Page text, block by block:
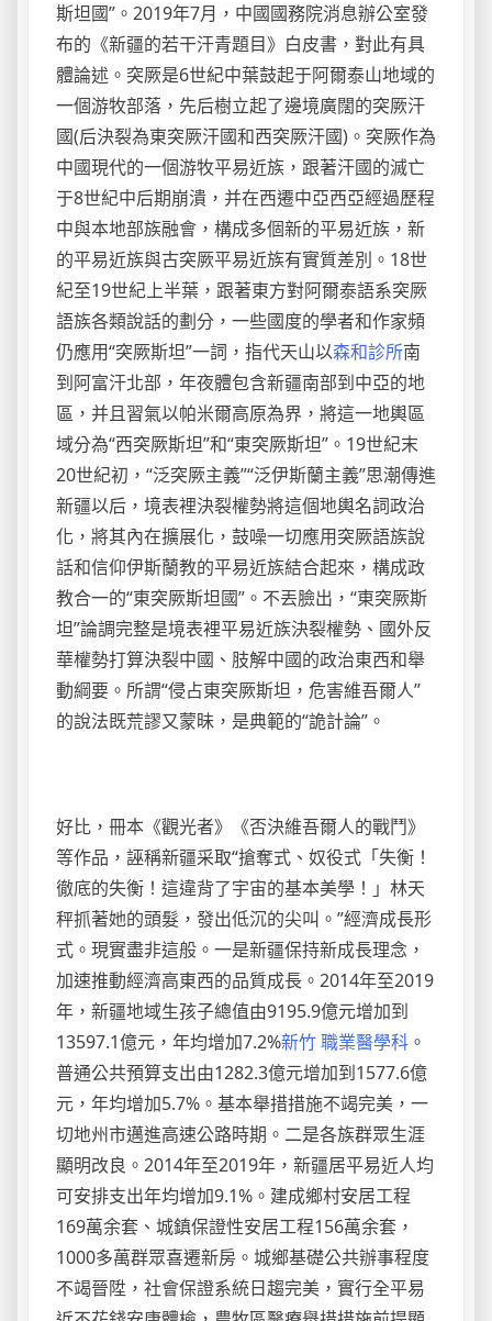
斯坦國”。2019年7月，中國國務院消息辦公室發
布的《新疆的若干汗青題目》白皮書，對此有具
體論述。突厥是6世紀中葉鼓起于阿爾泰山地域的
一個游牧部落，先后樹立起了邊境廣闊的突厥汗
國(后決裂為東突厥汗國和西突厥汗國)。突厥作為
中國現代的一個游牧平易近族，跟著汗國的滅亡
于8世紀中后期崩潰，并在西遷中亞西亞經過歷程
中與本地部族融會，構成多個新的平易近族，新
的平易近族與古突厥平易近族有實質差別。18世
紀至19世紀上半葉，跟著東方對阿爾泰語系突厥
語族各類說話的劃分，一些國度的學者和作家頻
仍應用“突厥斯坦”一詞，指代天山以森和診所南
到阿富汗北部，年夜體包含新疆南部到中亞的地
區，并且習氣以帕米爾高原為界，將這一地輿區
域分為“西突厥斯坦”和“東突厥斯坦”。19世紀末
20世紀初，“泛突厥主義”“泛伊斯蘭主義”思潮傳進
新疆以后，境表裡決裂權勢將這個地輿名詞政治
化，將其內在擴展化，鼓噪一切應用突厥語族說
話和信仰伊斯蘭教的平易近族結合起來，構成政
教合一的“東突厥斯坦國”。不丟臉出，“東突厥斯
坦”論調完整是境表裡平易近族決裂權勢、國外反
華權勢打算決裂中國、肢解中國的政治東西和舉
動綱要。所謂“侵占東突厥斯坦，危害維吾爾人”
的說法既荒謬又蒙昧，是典範的“詭計論”。
好比，冊本《觀光者》《否決維吾爾人的戰鬥》
等作品，誣稱新疆采取“搶奪式、奴役式「失衡！
徹底的失衡！這違背了宇宙的基本美學！」林天
秤抓著她的頭髮，發出低沉的尖叫。”經濟成長形
式。現實盡非這般。一是新疆保持新成長理念，
加速推動經濟高東西的品質成長。2014年至2019
年，新疆地域生孩子總值由9195.9億元增加到
13597.1億元，年均增加7.2%新竹 職業醫學科 。
普通公共預算支出由1282.3億元增加到1577.6億
元，年均增加5.7%。基本舉措措施不竭完美，一
切地州市邁進高速公路時期。二是各族群眾生涯
顯明改良。2014年至2019年，新疆居平易近人均
可安排支出年均增加9.1%。建成鄉村安居工程
169萬余套、城鎮保證性安居工程156萬余套，
1000多萬群眾喜遷新房。城鄉基礎公共辦事程度
不竭晉陞，社會保證系統日趨完美，實行全平易